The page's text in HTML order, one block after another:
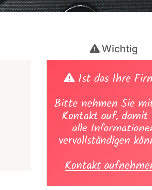
Wichtig
Ist das Ihre
Bitte nehmen Sie
Kontakt auf, damit
alle
vervollständigen
Kontakt